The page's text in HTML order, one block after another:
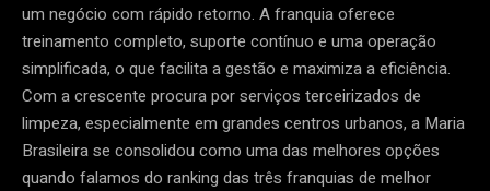
um negócio com rápido retorno. A franquia oferece
treinamento completo, suporte contínuo e uma operação
simplificada, o que facilita a gestão e maximiza a eficiência.
Com a crescente procura por serviços terceirizados de
limpeza, especialmente em grandes centros urbanos, a Maria
Brasileira se consolidou como uma das melhores opções
quando falamos do ranking das três franquias de melhor